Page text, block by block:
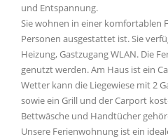
und Entspannung.
Sie wohnen in einer komfortablen
Personen ausgestattet ist. Sie
Heizung, Gastzugang WLAN. Die
genutzt werden. Am Haus ist ein
Wetter kann die Liegewiese mit 2
sowie ein Grill und der Carport
Bettwäsche und Handtücher
Unsere Ferienwohnung ist ein